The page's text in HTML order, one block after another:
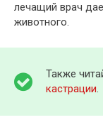
лечащий врач
животного.
Также
кастрации.